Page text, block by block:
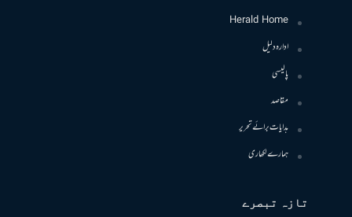
Herald Home
ادارہ دلیل
پالیسی
مقاصد
ہدایات برائے تحریر
ہمارے لکھاری
تازہ تبصرے